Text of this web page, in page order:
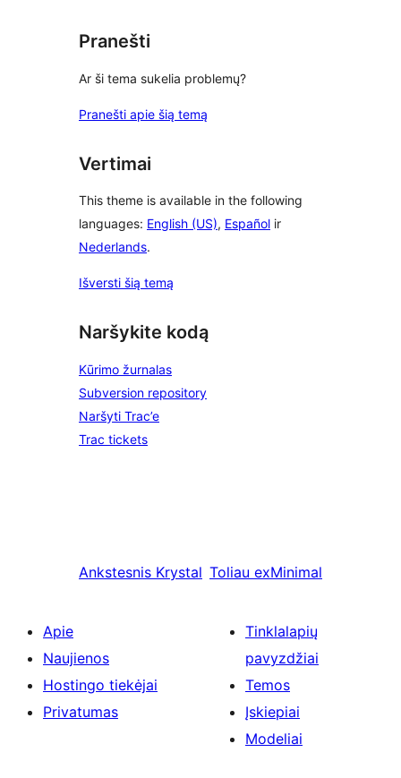
Pranešti
Ar ši tema sukelia problemų?
Pranešti apie šią temą
Vertimai
This theme is available in the following
languages: English (US), Español ir
Nederlands.
Išversti šią temą
Naršykite kodą
Kūrimo žurnalas
Subversion repository
Naršyti Trac’e
Trac tickets
Ankstesnis Krystal Toliau exMinimal
Apie
Naujienos
Hostingo tiekėjai
Privatumas
Tinklalapių
pavyzdžiai
Temos
Įskiepiai
Modeliai